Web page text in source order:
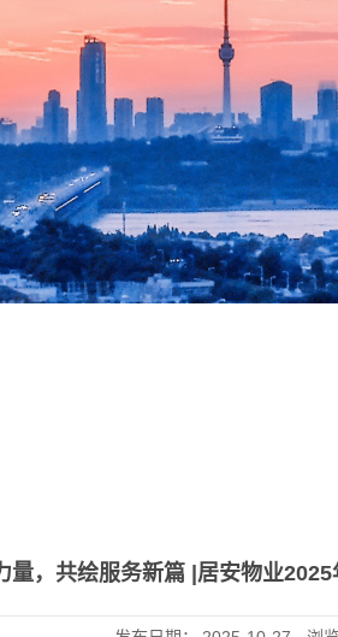
量，共绘服务新篇 |居安物业